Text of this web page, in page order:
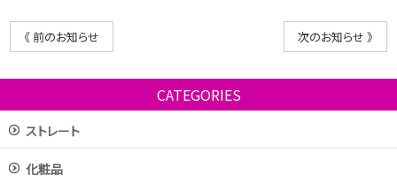
《 前のお知らせ 次のお知らせ 》
CATEGORIES
ストレート
化粧品